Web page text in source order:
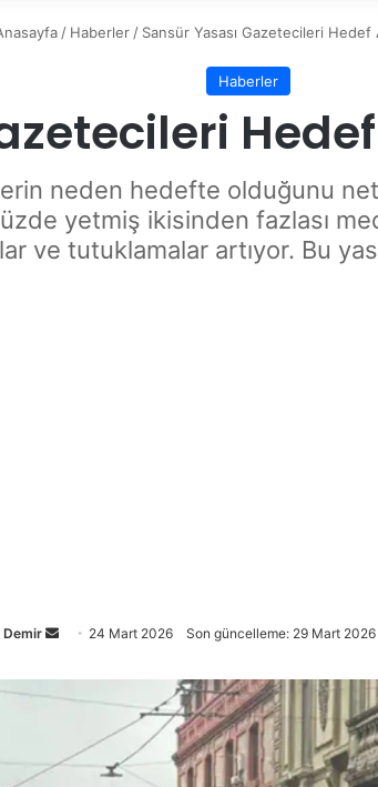
/ Haberler / Sansür Yasası Gazetecileri Hedef
Haberler
neden hedefte olduğunu
yetmiş ikisinden fazlası
ve tutuklamalar artıyor. Bu
Demir
Bir
göndermek
24 Mart 2026 Son güncelleme: 29 Mart 2026